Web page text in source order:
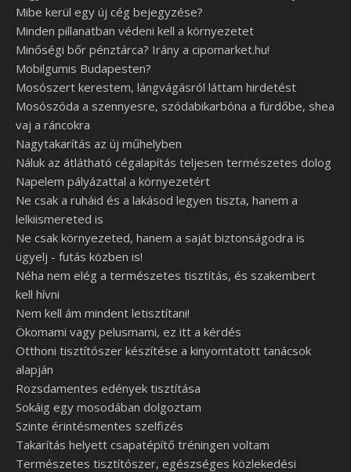
Mibe kerül egy új cég bejegyzése?
Minden pillanatban védeni kell a környezetet
Minőségi bőr pénztárca? Irány a cipomarket.hu!
Mobilgumis Budapesten?
Mosószert kerestem, lángvágásról láttam hirdetést
Mosószóda a szennyesre, szódabikarbóna a fürdőbe, shea
vaj a ráncokra
Nagytakarítás az új műhelyben
Náluk az átlátható cégalapítás teljesen természetes dolog
Napelem pályázattal a környezetért
Ne csak a ruháid és a lakásod legyen tiszta, hanem a
lelkiismereted is
Ne csak környezeted, hanem a saját biztonságodra is
ügyelj - futás közben is!
Néha nem elég a természetes tisztítás, és szakembert
kell hívni
Nem kell ám mindent letisztítani!
Ökomami vagy pelusmami, ez itt a kérdés
Otthoni tisztítószer készítése a kinyomtatott tanácsok
alapján
Rozsdamentes edények tisztítása
Sokáig egy mosodában dolgoztam
Szinte érintésmentes szelfizés
Takarítás helyett csapatépítő tréningen voltam
Természetes tisztítószer, egészséges közlekedési